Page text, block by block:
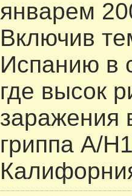
январем
Включив
Испанию в
где высок
заражения
гриппа А/